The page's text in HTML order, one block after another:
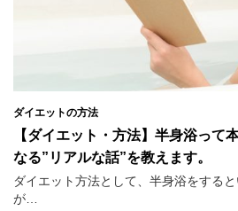
ダイエットの方法
【ダイエット・方法】半身浴って
なる”リアルな話”を教えます。
ダイエット方法として、半身浴をする
が…